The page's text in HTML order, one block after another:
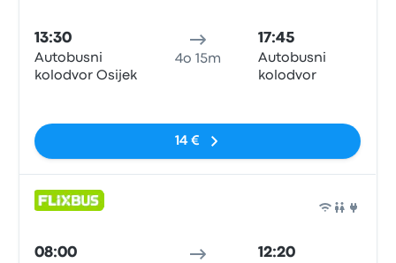
13:30
Autobusni
kolodvor Osijek
4o 15m
17:45
Autobusni
kolodvor
14 €
08:00 12:20